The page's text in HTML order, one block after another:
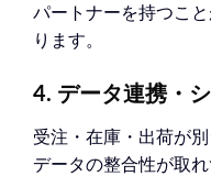
パートナーを持つこ
ります。
4. データ連携・
受注・在庫・出荷が
データの整合性が取